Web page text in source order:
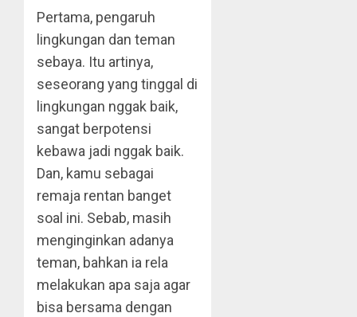
Pertama, pengaruh
lingkungan dan teman
sebaya. Itu artinya,
seseorang yang tinggal di
lingkungan nggak baik,
sangat berpotensi
kebawa jadi nggak baik.
Dan, kamu sebagai
remaja rentan banget
soal ini. Sebab, masih
menginginkan adanya
teman, bahkan ia rela
melakukan apa saja agar
bisa bersama dengan